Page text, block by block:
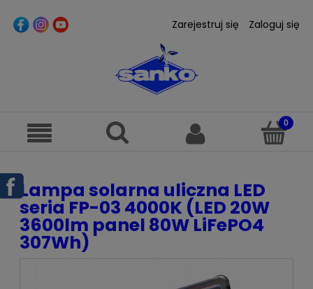
Zarejestruj się Zaloguj się
Lampa solarna uliczna LED
seria FP-03 4000K (LED 20W
3600lm panel 80W LiFePO4
307Wh)